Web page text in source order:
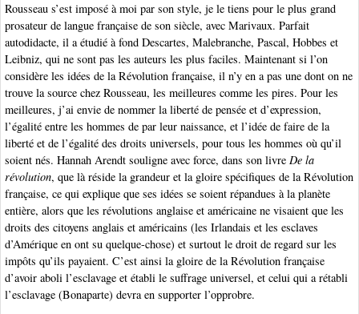
Rousseau s’est imposé à moi par son style, je le tiens pour le plus grand
prosateur de langue française de son siècle, avec Marivaux. Parfait
autodidacte, il a étudié à fond Descartes, Malebranche, Pascal, Hobbes et
Leibniz, qui ne sont pas les auteurs les plus faciles. Maintenant si l’on
considère les idées de la Révolution française, il n’y en a pas une dont on ne
trouve la source chez Rousseau, les meilleures comme les pires. Pour les
meilleures, j’ai envie de nommer la liberté de pensée et d’expression,
l’égalité entre les hommes de par leur naissance, et l’idée de faire de la
liberté et de l’égalité des droits universels, pour tous les hommes où qu’il
soient nés. Hannah Arendt souligne avec force, dans son livre De la
révolution, que là réside la grandeur et la gloire spécifiques de la Révolution
française, ce qui explique que ses idées se soient répandues à la planète
entière, alors que les révolutions anglaise et américaine ne visaient que les
droits des citoyens anglais et américains (les Irlandais et les esclaves
d’Amérique en ont su quelque-chose) et surtout le droit de regard sur les
impôts qu’ils payaient. C’est ainsi la gloire de la Révolution française
d’avoir aboli l’esclavage et établi le suffrage universel, et celui qui a rétabli
l’esclavage (Bonaparte) devra en supporter l’opprobre.